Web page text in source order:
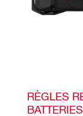
RÈGLES